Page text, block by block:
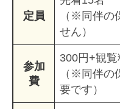
定員
（※同伴の
せん）
参加
費
300円+観覧
（※同伴の
要です）